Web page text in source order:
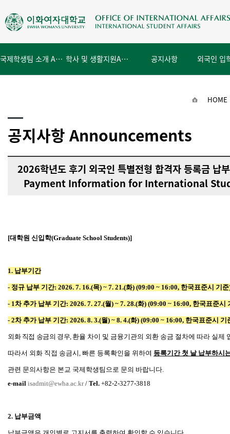
국제학생팀 소개 About Us 학사 및 생활지원Academics & Campus 공지사항
HOME
공지사항 Announcements
2026학년도 후기 외국인 특별전형 합격자 등록금
Payment Information for International
[대학원 신입학(Graduate School Students)]
1. 납부기간
- 정규 납부 기간: 2026. 7. 16.(목) ~ 7. 21.(화) (09:00 ~ 16:00, 한국표준시 기준
- 1차 추가 납부 기간: 2026. 7. 27.(월) ~ 7. 28.(화) (09:00 ~ 16:00, 한국표준시
- 2차 추가 납부 기간: 2026. 8. 3.(월) ~ 8. 4.(화) (09:00 ~ 16:00, 한국표준시 기
외화 직접 송금의 경우, 환율 차이 및 금융기관의 외환 송금 절차에 따라 실제
따라서 외화 직접 송금시, 빠른 등록확인을 위하여 등록기간 첫 날 납부하시
관련 문의사항은 본교 국제학생팀으로 문의 바랍니다.
e-mail isadmit@ewha.ac.kr/ Tel. +82-2-3277-3818
2. 납부금액